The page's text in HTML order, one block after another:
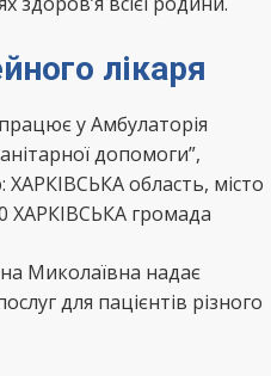
лікаря
у Амбулаторія
допомоги”,
область, місто
ХАРКІВСЬКА громада
Миколаївна надає
для пацієнтів різного